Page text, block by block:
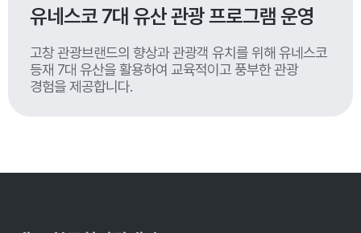
유네스코 7대 유산 관광 프로그램 운영
고창 관광브랜드의 향상과 관광객 유치를 위해 유네스코
등재 7대 유산을 활용하여 교육적이고 풍부한 관광
경험을 제공합니다.